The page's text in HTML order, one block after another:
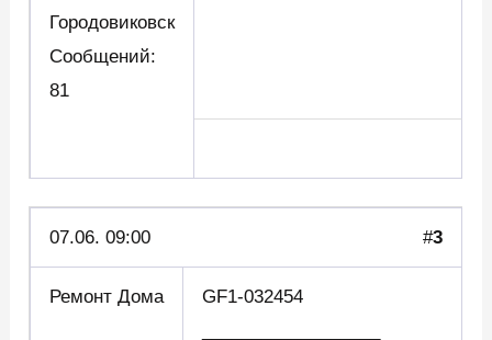
Городовиковск
Сообщений:
81
07.06. 09:00 #3
Ремонт Дома
GF1-032454